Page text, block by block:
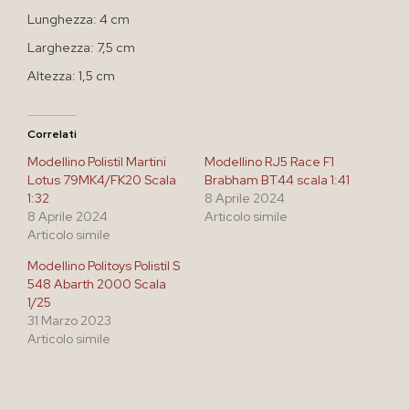
Lunghezza: 4 cm
Larghezza: 7,5 cm
Altezza: 1,5 cm
Correlati
Modellino Polistil Martini
Lotus 79MK4/FK20 Scala
1:32
8 Aprile 2024
Articolo simile
Modellino RJ5 Race F1
Brabham BT44 scala 1:41
8 Aprile 2024
Articolo simile
Modellino Politoys Polistil S
548 Abarth 2000 Scala
1/25
31 Marzo 2023
Articolo simile